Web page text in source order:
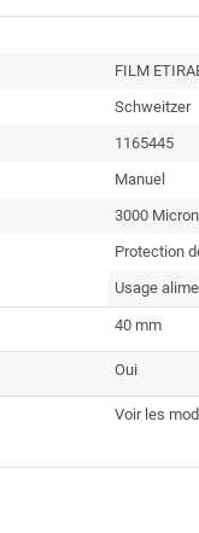
FILM
Schweitzer
1165445
Manuel
3000 Micron
Protection
Usage
40 mm
Oui
Voir les